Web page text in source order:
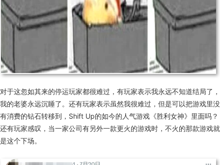
对于这忽如其来的停运玩家都很难过，有玩家表示我永远不知道结局了，
我的老婆永远沉睡了。还有玩家表示虽然我很难过，但是可以把游戏里没
有消费的钻石转移到，Shift Up的如今的人气游戏《胜利女神》里面吗？
还有玩家感叹，当一家公司有另外一款更火的游戏时，不火的那款游戏就
是这个下场。